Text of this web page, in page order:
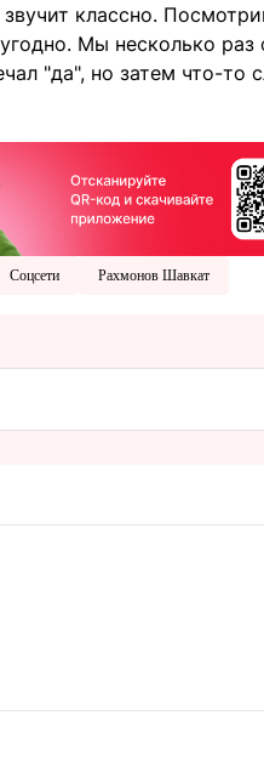
классно.
Мы несколько
"да", но затем что-то
Соцсети Рахмонов Шавкат